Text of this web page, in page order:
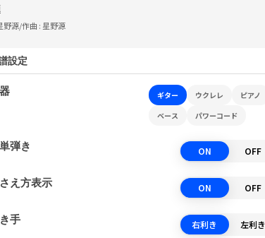
野源/作曲 : 星野源
設定
ギター ウクレレ
ピアノ
ベース
パワーコード
弾き ON OFF
え方表示 ON OFF
手 右利き 左利き